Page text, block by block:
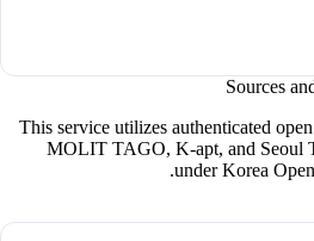
Sources
This service utilizes authenticated
MOLIT TAGO, K-apt, and Seoul
under Korea